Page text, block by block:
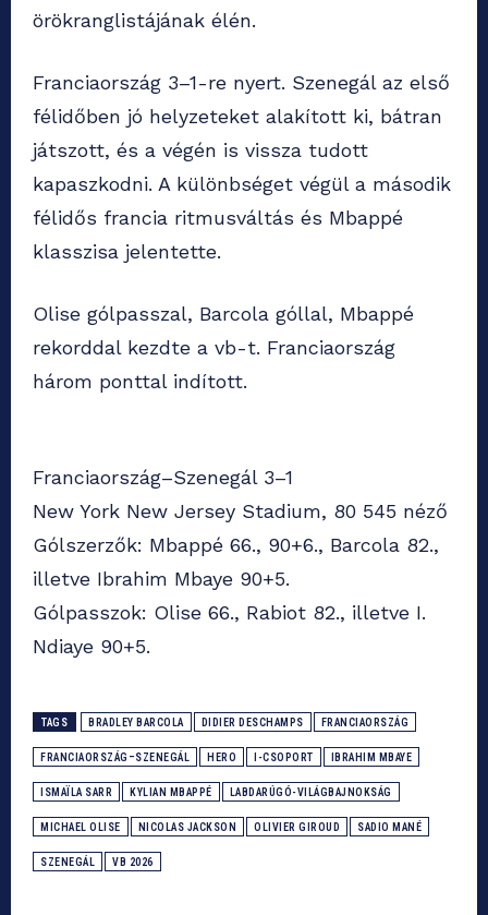
örökranglistájának élén.
Franciaország 3–1-re nyert. Szenegál az első
félidőben jó helyzeteket alakított ki, bátran
játszott, és a végén is vissza tudott
kapaszkodni. A különbséget végül a második
félidős francia ritmusváltás és Mbappé
klasszisa jelentette.
Olise gólpasszal, Barcola góllal, Mbappé
rekorddal kezdte a vb-t. Franciaország
három ponttal indított.
Franciaország–Szenegál 3–1
New York New Jersey Stadium, 80 545 néző
Gólszerzők: Mbappé 66., 90+6., Barcola 82.,
illetve Ibrahim Mbaye 90+5.
Gólpasszok: Olise 66., Rabiot 82., illetve I.
Ndiaye 90+5.
TAGS BRADLEY BARCOLA DIDIER DESCHAMPS FRANCIAORSZÁG
FRANCIAORSZÁG–SZENEGÁL HERO I-CSOPORT IBRAHIM MBAYE
ISMAÏLA SARR KYLIAN MBAPPÉ LABDARÚGÓ-VILÁGBAJNOKSÁG
MICHAEL OLISE NICOLAS JACKSON OLIVIER GIROUD SADIO MANÉ
SZENEGÁL VB 2026